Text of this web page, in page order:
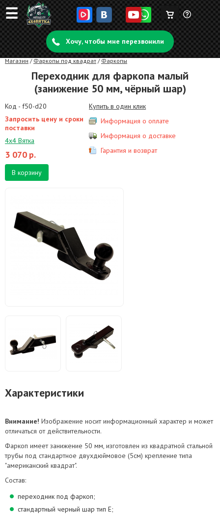
☰ Задать
вопрос
Корзина
пуста
Хочу, чтобы мне перезвонили
Магазин / Фаркопы под квадрат / Фаркопы
Переходник для фаркопа малый
(занижение 50 мм, чёрный шар)
Код - f50-d20
Запросить цену и сроки
поставки
4х4 Вятка
3 070 р.
В корзину
Купить в один клик
Информация о оплате
Информация о доставке
Гарантия и возврат
Характеристики
Внимание! Изображение носит информационный характер и может
отличаться от действительности.
Фаркоп имеет занижение 50 мм, изготовлен из квадратной стальной
трубы под стандартное двухдюймовое (5см) крепление типа
"американский квадрат".
Состав:
переходник под фаркоп;
стандартный черный шар тип Е;